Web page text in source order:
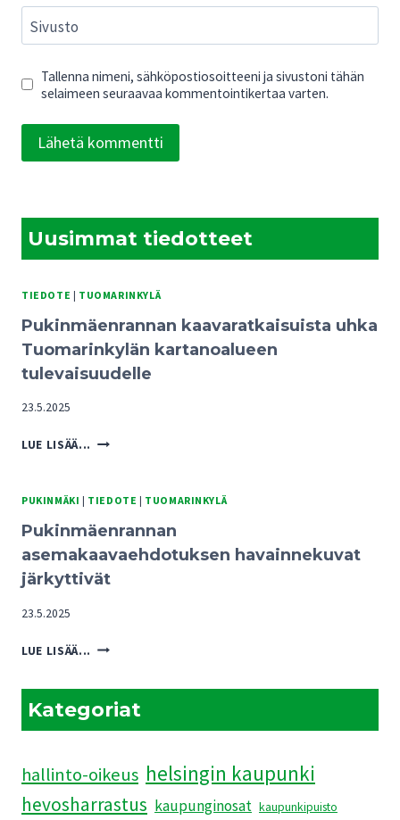
Sivusto
Tallenna nimeni, sähköpostiosoitteeni ja sivustoni tähän
selaimeen seuraavaa kommentointikertaa varten.
Uusimmat tiedotteet
TIEDOTE | TUOMARINKYLÄ
Pukinmäenrannan kaavaratkaisuista uhka
Tuomarinkylän kartanoalueen
tulevaisuudelle
23.5.2025
LUE LISÄÄ... PUKINMÄENRANNAN
TUOMARINKYLÄN
TULEVAISUUDELLE
PUKINMÄKI | TIEDOTE | TUOMARINKYLÄ
Pukinmäenrannan
asemakaavaehdotuksen havainnekuvat
järkyttivät
23.5.2025
LUE LISÄÄ... PUKINMÄENRANNAN
JÄRKYTTIVÄT
Kategoriat
hallinto-oikeus helsingin kaupunki
hevosharrastus kaupunginosat kaupunkipuisto